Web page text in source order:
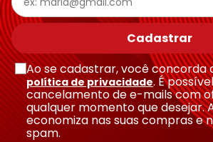
Escreva uma avaliação
Enviar avaliação
Cadastrar
Ao se cadastrar, você concorda
política de privacidade. É
cancelamento de e-mails com
qualquer momento que desejar.
economiza nas suas compras e
spam.